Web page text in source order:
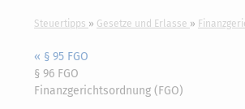
Steuertipps Gesetze und Erlasse
« § 95 FGO
§ 96 FGO
Finanzgerichtsordnung (FGO)